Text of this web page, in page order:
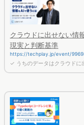
現実と判断基準
https://techplay.jp/event/
✓ うちのデータはクラウドに